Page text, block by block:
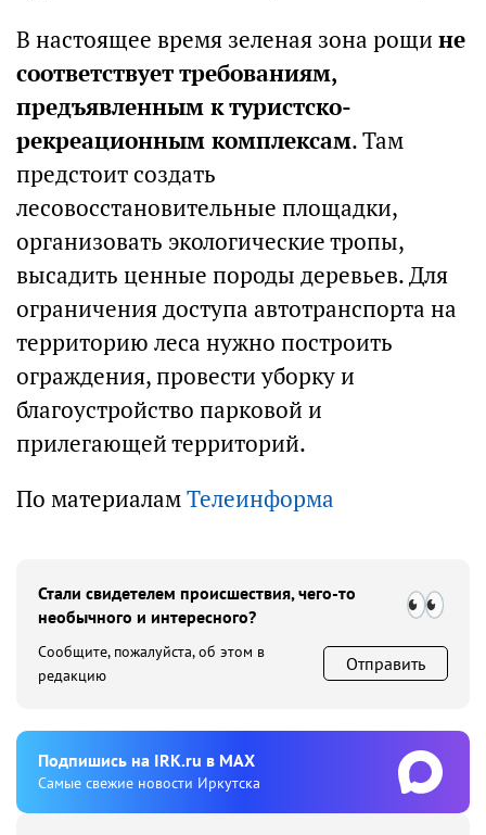
В настоящее время зеленая зона рощи не
соответствует требованиям,
предъявленным к туристско-
рекреационным комплексам. Там
предстоит создать
лесовосстановительные площадки,
организовать экологические тропы,
высадить ценные породы деревьев. Для
ограничения доступа автотранспорта на
территорию леса нужно построить
ограждения, провести уборку и
благоустройство парковой и
прилегающей территорий.
По материаламТелеинформа
Стали свидетелем происшествия, чего-то
необычного и интересного?
Сообщите, пожалуйста, об этом в
редакцию
Отправить
Подпишиcь на IRK.ru в MAX
Cамые свежие новости Иркутска